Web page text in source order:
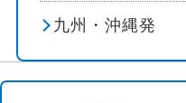
九州・沖縄発